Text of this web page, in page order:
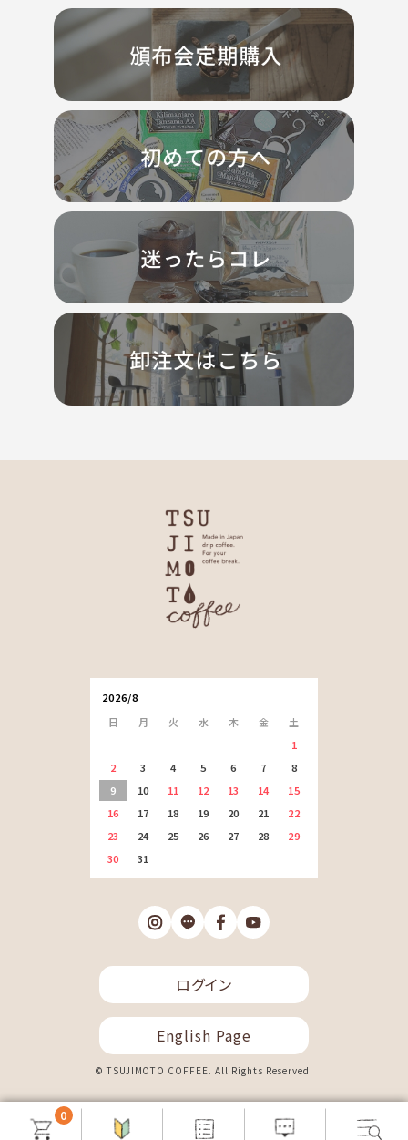
0
2026/8
日
月 火 水 木 金
土
1
2
3 4 5 6 7
8
9
10 11 12 13 14
15
16
17 18 19 20 21
22
23
24 25 26 27 28
29
30
31
ログイン
English Page
© TSUJIMOTO COFFEE. All Rights Reserved.